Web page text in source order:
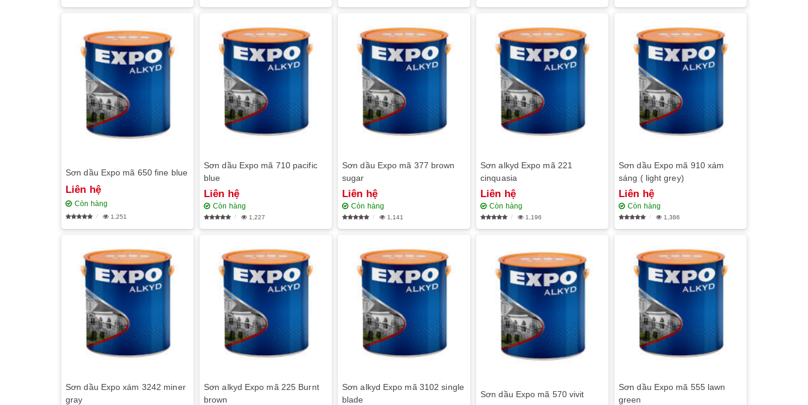
Sơn dầu Expo mã 650 fine blue
Liên hệ
Còn hàng
1,251
Sơn dầu Expo mã 710 pacific
blue
Liên hệ
Còn hàng
1,227
Sơn dầu Expo mã 377 brown
sugar
Liên hệ
Còn hàng
1,141
Sơn alkyd Expo mã 221
cinquasia
Liên hệ
Còn hàng
1,196
Sơn dầu Expo mã 910 xám
sáng ( light grey)
Liên hệ
Còn hàng
1,386
Sơn dầu Expo xám 3242 miner
gray
Sơn alkyd Expo mã 225 Burnt
brown
Sơn alkyd Expo mã 3102 single
blade
Sơn dầu Expo mã 570 vivit
Sơn dầu Expo mã 555 lawn
green